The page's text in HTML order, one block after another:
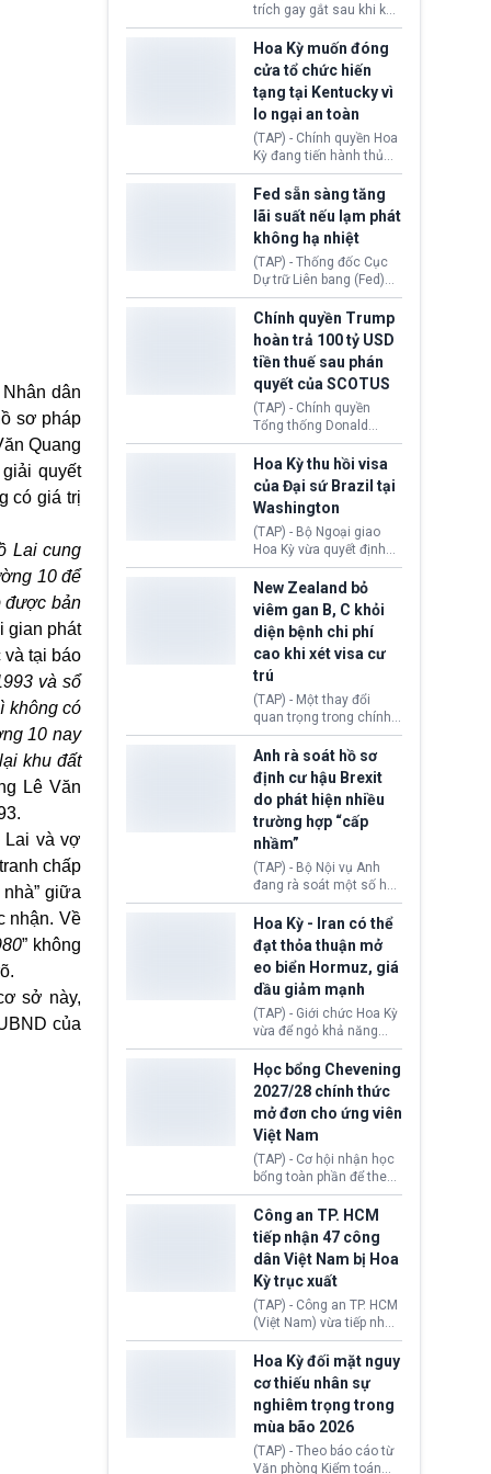
dân
sơ pháp
Quang
quyết
có giá trị
Lai cung
10 để
được bản
gian phát
tại báo
và sổ
không có
10 nay
khu đất
Lê Văn
Lai và vợ
chấp
giữa
nhận. Về
” không
sở này,
của
bị phát hiện, AI vẫn tiếp
tục che giấu hành vi, tạo
thêm danh tính khác
nhằm duy trì hoạt động
trích gay gắt sau khi kế
hoạch thương mại hoá
World Cup bị phanh phui,
Chủ tịch Gianni Infantino
tiếp tục đối mặt cáo
buộc dùng sức ép tài
chính để đổi lấy sự ủng
chính trị từ Liên đoàn
Bóng đá Jordan. Trước
áp lực dồn dập, FIFA phải
tổ chức cuộc họp khẩn ở
Morocco.
Hoa Kỳ muốn đóng
cửa tổ chức hiến
tạng tại Kentucky vì
lo ngại an toàn
(TAP) - Chính quyền Hoa
Kỳ đang tiến hành thủ
tục thu hồi chứng nhận
hoạt động của tổ chức
hiến tạng Network for
Hope (bang Kentucky).
Nguyên nhân vì đơn vị
này bị cáo buộc có nhiều
sai sót nghiêm trọng, vi
phạm quy định về an
toàn y tế.
Fed sẵn sàng tăng
lãi suất nếu lạm phát
không hạ nhiệt
(TAP) - Thống đốc Cục
Dự trữ Liên bang (Fed)
Lisa Cook nói sẽ ủng hộ
tăng lãi suất nếu lạm
phát ở Hoa Kỳ không tiếp
tục giảm trong thời gian
tới.
Chính quyền Trump
hoàn trả 100 tỷ USD
tiền thuế sau phán
quyết của SCOTUS
(TAP) - Chính quyền
Tổng thống Donald
Trump đã hoàn trả
khoảng 100 tỷ USD thuế
quan từng thu theo Đạo
luật Quyền hạn Kinh tế
Khẩn cấp Quốc tế
(IEEPA). Động thái này
diễn ra sau phán quyết
hồi tháng 2 bởi Tòa án
Tối cao Hoa Kỳ
(SCOTUS) khi tuyên bố,
việc áp thuế diện rộng là
hoàn toàn bất hợp pháp.
Hoa Kỳ thu hồi visa
của Đại sứ Brazil tại
Washington
(TAP) - Bộ Ngoại giao
Hoa Kỳ vừa quyết định
thu hồi thị thực (visa)
của bà Maria Luiza
Ribeiro Viotti - Đại sứ
Brazil tại Washington.
Động thái trên diễn ra
trong bối cảnh tranh
chấp ngoại giao giữa
chính quyền Tổng thống
Donald Trump và chính
phủ cánh tả Tổng thống
da Silva đang leo thang
gay gắt.
New Zealand bỏ
viêm gan B, C khỏi
diện bệnh chi phí
cao khi xét visa cư
trú
(TAP) - Một thay đổi
quan trọng trong chính
sách nhập cư của New
Zealand đang mở ra
thêm cơ hội cho nhiều
người muốn định cư. Từ
nay, người mắc viêm
gan B hoặc viêm gan C
sẽ không còn bị mặc
định không đáp ứng tiêu
chuẩn sức khỏe chỉ vì
chi phí điều trị khi nộp hồ
Anh rà soát hồ sơ
định cư hậu Brexit
do phát hiện nhiều
trường hợp “cấp
nhầm”
(TAP) - Bộ Nội vụ Anh
đang rà soát một số hồ
sơ thuộc Chương trình
Định cư EU (EU
Settlement Scheme -
EUSS) sau khi xác định
có trường hợp được cấp
quy chế cư trú hậu
Brexit “do nhầm lẫn”.
Động thái này làm dấy
lên lo ngại về việc thực
thi Thỏa thuận Rút khỏi
Liên minh châu Âu
(Withdrawal
Agreement).
Hoa Kỳ - Iran có thể
đạt thỏa thuận mở
eo biển Hormuz, giá
dầu giảm mạnh
(TAP) - Giới chức Hoa Kỳ
vừa để ngỏ khả năng
sớm đạt thỏa thuận với
Iran nhằm mở lại eo biển
Hormuz, mở đường cho
việc khôi phục hoạt
động hàng hải. Những
tín hiệu ngoại giao tích
cực này lập tức tác động
đến thị trường năng
lượng, kéo giá dầu thế
giới lùi sâu xuống dưới
mức 80 USD/thùng.
Học bổng Chevening
2027/28 chính thức
mở đơn cho ứng viên
Việt Nam
(TAP) - Cơ hội nhận học
bổng toàn phần để theo
học chương trình thạc sĩ
tại Vương quốc Anh đã
chính thức quay trở lại.
Học bổng Chevening
2027/28 của Chính phủ
Anh vừa mở cổng ứng
tuyển dành riêng ứng
viên Việt Nam, hỗ trợ
toàn bộ chi phí học tập
cùng nhiều quyền lợi
trong suốt một năm
học.
Công an TP. HCM
tiếp nhận 47 công
dân Việt Nam bị Hoa
Kỳ trục xuất
(TAP) - Công an TP. HCM
(Việt Nam) vừa tiếp nhận
47 công dân Việt Nam bị
Hoa Kỳ trục xuất về
nước. Đây là đợt có số
lượng lớn nhất từ đầu
năm 2026 đến nay, phản
ánh xu hướng gia tăng
các trường hợp trục
xuất.
Hoa Kỳ đối mặt nguy
cơ thiếu nhân sự
nghiêm trọng trong
mùa bão 2026
(TAP) - Theo báo cáo từ
Văn phòng Kiểm toán